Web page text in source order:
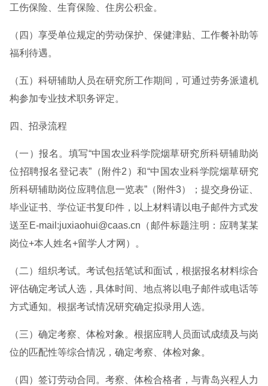
工伤保险、生育保险、住房公积金。
（四）享受单位规定的劳动保护、保健津贴、工作餐补助等
福利待遇。
（五）科研辅助人员在研究所工作期间，可通过劳务派遣机
构参加专业技术职务评定。
四、招录流程
（一）报名。填写“中国农业科学院烟草研究所科研辅助岗
位招聘报名登记表”（附件2）和“中国农业科学院烟草研究
所科研辅助岗位应聘信息一览表”（附件3）；提交身份证、
毕业证书、学位证书复印件，以上材料请以电子邮件方式发
送至E-mail:juxiaohui@caas.cn（邮件标题注明：应聘某某
岗位+本人姓名+留学人才网）。
（二）组织考试。考试包括笔试和面试，根据报名材料综合
评估确定考试人选，具体时间、地点将以电子邮件或电话等
方式通知。根据考试情况研究确定拟录用人选。
（三）确定考察、体检对象。根据应聘人员面试成绩及与岗
位的匹配性等综合情况，确定考察、体检对象。
（四）签订劳动合同。考察、体检合格者，与青岛兴程人力